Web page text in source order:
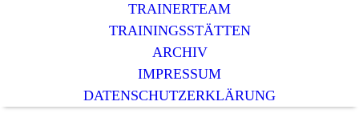
TRAINERTEAM
TRAININGSSTÄTTEN
ARCHIV
IMPRESSUM
DATENSCHUTZERKLÄRUNG